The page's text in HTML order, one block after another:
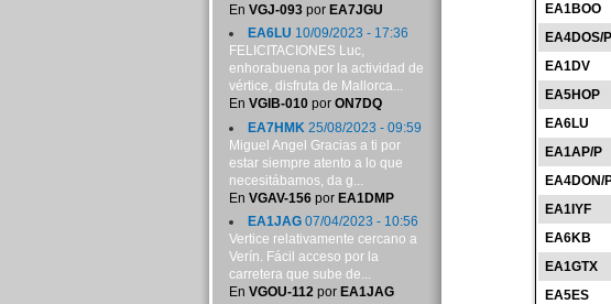
EA1BOO
EA4DOS/P
EA1DV
EA5HOP
EA6LU
EA1AP/P
EA4DON/
EA1IYF
EA6KB
EA1GTX
EA5ES
En VGJ-093por EA7JGU
EA6LU 10/09/2023 - 17:36
FELICITACIONES Luc,
enhorabuena por la actividad de
vértice, disfruta de Mallorca...
En VGIB-010por ON7DQ
EA7HMK 25/08/2023 - 09:59
Miguel Angel Gracias a ti por
estar siempre atento a lo que
necesitábamos, da g...
En VGAV-156por EA1DMP
EA1JAG07/04/2023 - 10:56
Vertice relativamente cercano a
Verín. Fácil acceso por la
carretera que sube de...
En VGOU-112por EA1JAG